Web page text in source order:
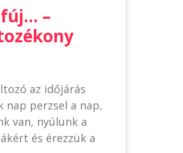
–
az időjárás
nap perzsel a nap,
van, nyúlunk a
és érezzük a